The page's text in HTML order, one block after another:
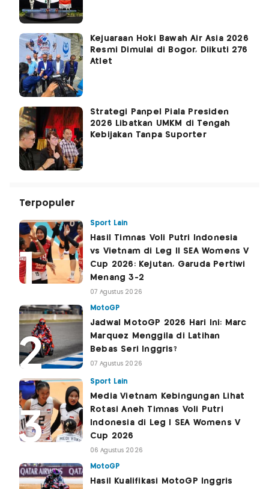
Kejuaraan Hoki Bawah Air Asia 2026
Resmi Dimulai di Bogor, Diikuti 276
Atlet
Strategi Panpel Piala Presiden
2026 Libatkan UMKM di Tengah
Kebijakan Tanpa Suporter
Terpopuler
Sport Lain
Hasil Timnas Voli Putri Indonesia
vs Vietnam di Leg II SEA Womens V
Cup 2026: Kejutan, Garuda Pertiwi
Menang 3-2
07 Agustus 2026
MotoGP
Jadwal MotoGP 2026 Hari Ini: Marc
Marquez Menggila di Latihan
Bebas Seri Inggris?
07 Agustus 2026
Sport Lain
Media Vietnam Kebingungan Lihat
Rotasi Aneh Timnas Voli Putri
Indonesia di Leg I SEA Womens V
Cup 2026
06 Agustus 2026
MotoGP
Hasil Kualifikasi MotoGP Inggris